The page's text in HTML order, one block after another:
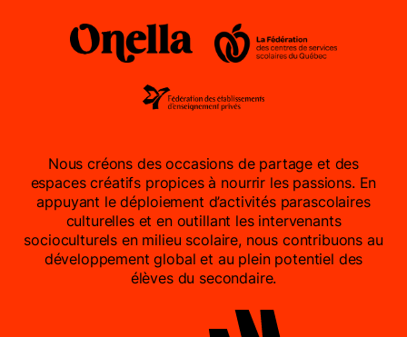
Nous créons des occasions de partage et des
espaces créatifs propices à nourrir les passions. En
appuyant le déploiement d’activités parascolaires
culturelles et en outillant les intervenants
socioculturels en milieu scolaire, nous contribuons au
développement global et au plein potentiel des
élèves du secondaire.